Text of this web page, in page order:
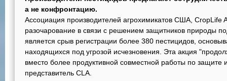
а не конфронтацию.
Ассоциация производителей агрохимикатов США, CropLife
разочарование в связи с решением защитников природы
является срыв регистрации более 380 пестицидов,
находящихся под угрозой исчезновения. Эта акция
вместо более продуктивной совместной работы по защите
представитель CLA.